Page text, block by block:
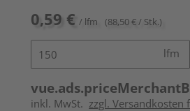
0,59 € / lfm (88,50 € / Stk.)
lfm
inkl. MwSt. zzgl. Versandkosten